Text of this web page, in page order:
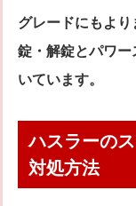
グレードにもよ
錠・解錠とパワ
いています。
ハスラーの
対処方法